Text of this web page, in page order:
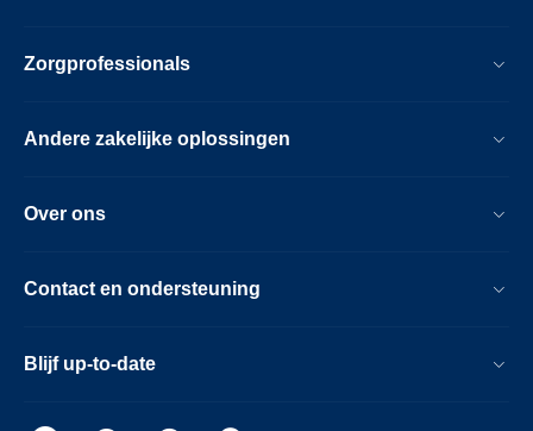
Zorgprofessionals
Andere zakelijke oplossingen
Over ons
Contact en ondersteuning
Blijf up-to-date